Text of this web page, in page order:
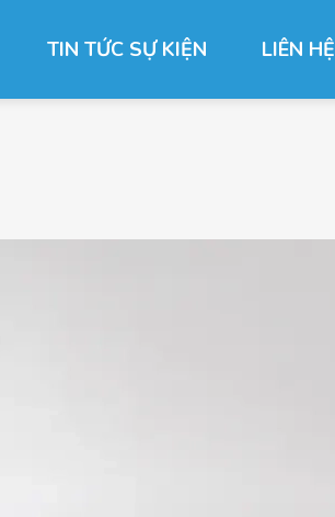
TIN TỨC SỰ KIỆN LIÊN HỆ